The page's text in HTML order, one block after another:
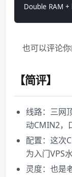
Double RAM
也可以评论
【简评】
线路：三网
动CMIN2，
配置：这次
为入门VPS水
灵度：也是